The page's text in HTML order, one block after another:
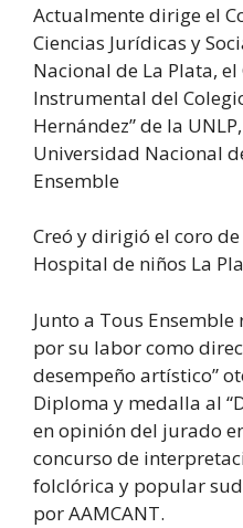
Actualmente dirige el
Ciencias Jurídicas y
Nacional de La Plata,
Instrumental del
Hernández” de la
Universidad Nacional
Ensemble
Creó y dirigió el coro
Hospital de niños La
Junto a Tous
por su labor como
desempeño artístico”
Diploma y medalla al
en opinión del jurado
concurso de
folclórica y popular
por AAMCANT.